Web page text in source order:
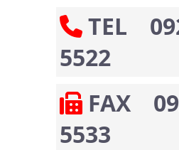
TEL
5522
FAX
5533